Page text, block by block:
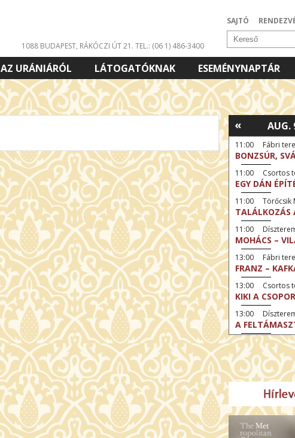
SAJTÓ
1088 BUDAPEST, RÁKÓCZI ÚT 21. TEL.: (06 1) 486-3400
AZ URÁNIÁRÓL LÁTOGATÓKNAK ESEMÉNYNAPTÁR
AUG.
«
11:00 Fábri
BONZSÚR,
11:00 Csortos
EGY DÁN
11:00 Törőcsik
TALÁLKOZÁS
11:00
MOHÁCS –
13:00 Fábri
FRANZ –
13:00 Csortos
KIKI A
13:00
A
14:30 Törőcsik
DICSÉRJÜK
KIRÁLYT! (12)
15:00 Csortos
AZ ARANY
15:00
SACRÉ